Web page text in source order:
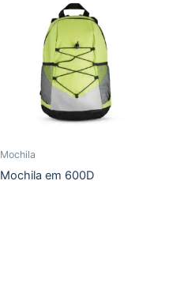
Mochila
Mochila em 600D